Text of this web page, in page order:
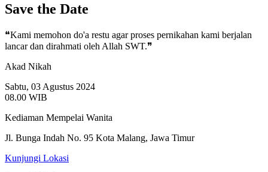
Save the Date
❝Kami memohon do'a restu agar proses pernikahan kami berjalan
lancar dan dirahmati oleh Allah SWT.❞
Akad Nikah
Sabtu, 03 Agustus 2024
08.00 WIB
Kediaman Mempelai Wanita
Jl. Bunga Indah No. 95 Kota Malang, Jawa Timur
Kunjungi Lokasi